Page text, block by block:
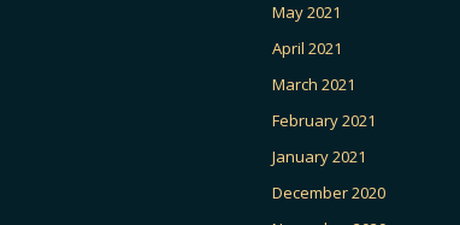
May 2021
April 2021
March 2021
February 2021
January 2021
December 2020